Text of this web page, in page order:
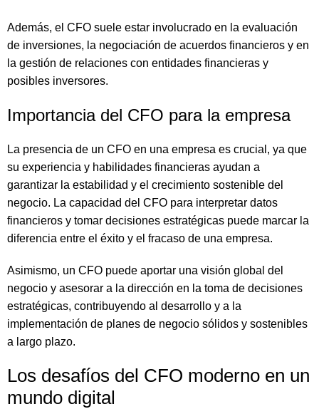
Además, el CFO suele estar involucrado en la evaluación
de inversiones, la negociación de acuerdos financieros y en
la gestión de relaciones con entidades financieras y
posibles inversores.
Importancia del CFO para la empresa
La presencia de un CFO en una empresa es crucial, ya que
su experiencia y habilidades financieras ayudan a
garantizar la estabilidad y el crecimiento sostenible del
negocio. La capacidad del CFO para interpretar datos
financieros y tomar decisiones estratégicas puede marcar la
diferencia entre el éxito y el fracaso de una empresa.
Asimismo, un CFO puede aportar una visión global del
negocio y asesorar a la dirección en la toma de decisiones
estratégicas, contribuyendo al desarrollo y a la
implementación de planes de negocio sólidos y sostenibles
a largo plazo.
Los desafíos del CFO moderno en un
mundo digital